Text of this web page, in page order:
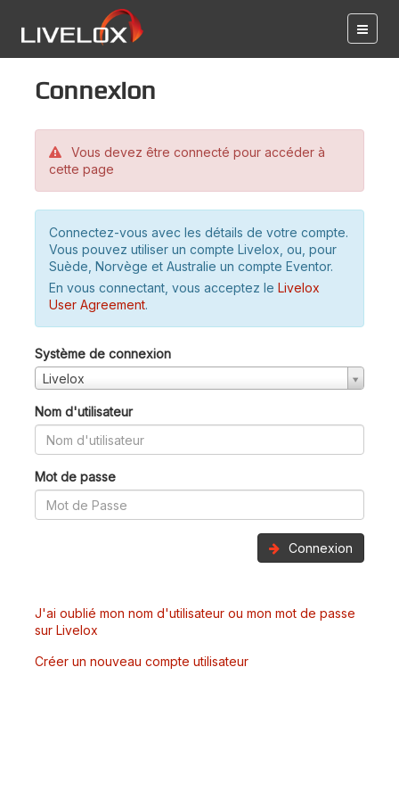
Connexion
Vous devez être connecté pour accéder à
cette page
Connectez-vous avec les détails de votre compte.
Vous pouvez utiliser un compte Livelox, ou, pour
Suède, Norvège et Australie un compte Eventor.
En vous connectant, vous acceptez le Livelox
User Agreement.
Système de connexion
Livelox
Nom d'utilisateur
Mot de passe
Connexion
J'ai oublié mon nom d'utilisateur ou mon mot de passe
sur Livelox
Créer un nouveau compte utilisateur